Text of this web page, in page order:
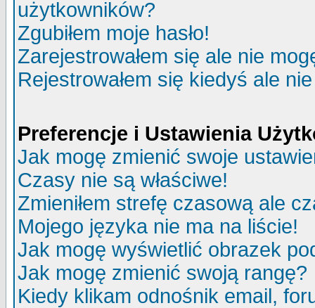
użytkowników?
Zgubiłem moje hasło!
Zarejestrowałem się ale nie
Rejestrowałem się kiedyś ale
Preferencje i Ustawienia
Jak mogę zmienić swoje
Czasy nie są właściwe!
Zmieniłem strefę czasową ale
Mojego języka nie ma na liście!
Jak mogę wyświetlić obrazek
Jak mogę zmienić swoją rangę?
Kiedy klikam odnośnik email,